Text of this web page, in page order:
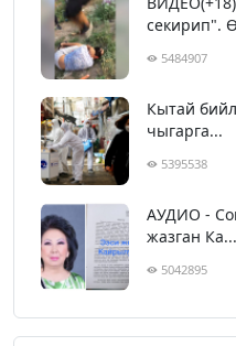
секирип".
5484907
Кытай
чыгарга...
5395538
АУДИО -
жазган Ка...
5042895